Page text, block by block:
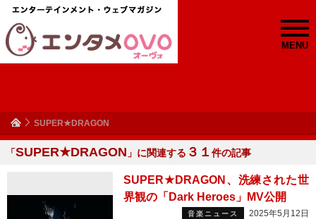
MENU
SUPER★DRAGON
「SUPER★DRAGON 」に関連する ３１ 件の記事
SUPER★DRAGON、洗練された世
界観の「Dark Heroes」MV公開
音楽ニュース 2025年5月12日